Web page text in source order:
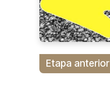
Etapa anterior